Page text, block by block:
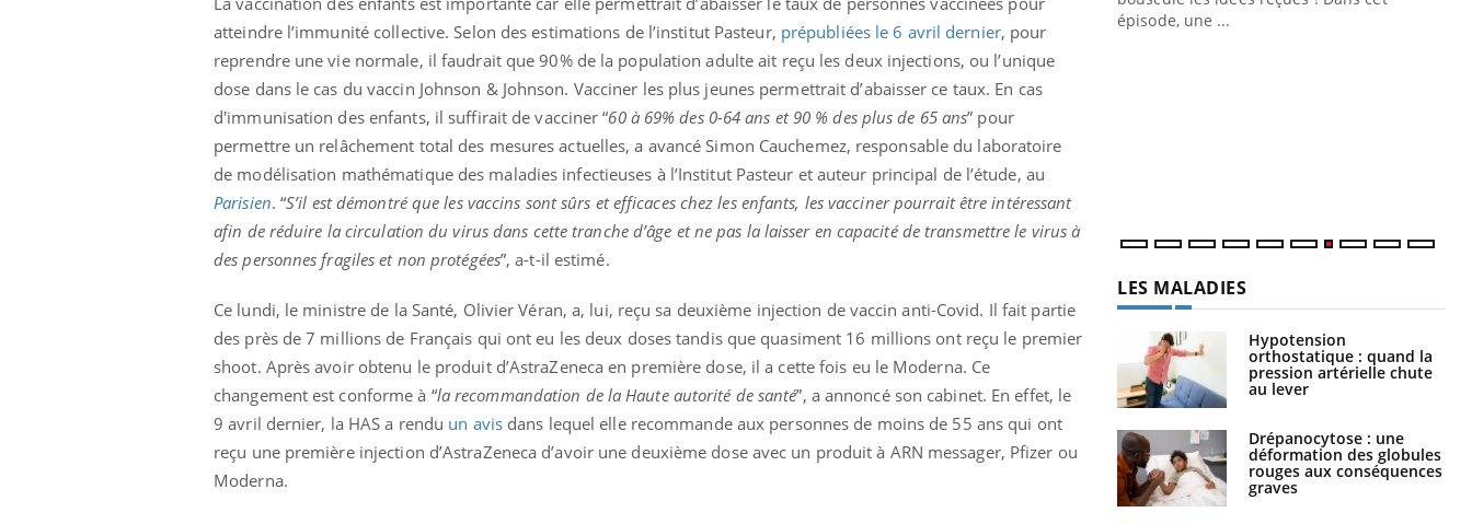
atteindre l’immunité collective. Selon des estimations de l’institut Pasteur, prépubliées le 6 avril dernier, pour
reprendre une vie normale, il faudrait que 90% de la population adulte ait reçu les deux injections, ou l’unique
dose dans le cas du vaccin Johnson & Johnson. Vacciner les plus jeunes permettrait d’abaisser ce taux. En cas
d'immunisation des enfants, il suffirait de vacciner “60 à 69% des 0-64 ans et 90 % des plus de 65 ans” pour
permettre un relâchement total des mesures actuelles, a avancé Simon Cauchemez, responsable du laboratoire
de modélisation mathématique des maladies infectieuses à l’Institut Pasteur et auteur principal de l’étude, au
Parisien. “S’il est démontré que les vaccins sont sûrs et efficaces chez les enfants, les vacciner pourrait être intéressant
afin de réduire la circulation du virus dans cette tranche d’âge et ne pas la laisser en capacité de transmettre le virus à
des personnes fragiles et non protégées”, a-t-il estimé.
Ce lundi, le ministre de la Santé, Olivier Véran, a, lui, reçu sa deuxième injection de vaccin anti-Covid. Il fait partie
des près de 7 millions de Français qui ont eu les deux doses tandis que quasiment 16 millions ont reçu le premier
shoot. Après avoir obtenu le produit d’AstraZeneca en première dose, il a cette fois eu le Moderna. Ce
changement est conforme à “la recommandation de la Haute autorité de santé”, a annoncé son cabinet. En effet, le
9 avril dernier, la HAS a rendu un avisdans lequel elle recommande aux personnes de moins de 55 ans qui ont
reçu une première injection d’AstraZeneca d’avoir une deuxième dose avec un produit à ARN messager, Pfizer ou
Moderna.
défis, mais ...
mutualiste innove en matière de bilan de
santé : l'utilisation d'un « jumeau
numérique » permet ...
épisode, une ...
LES MALADIES
Hypotension
orthostatique : quand la
pression artérielle chute
au lever
Drépanocytose : une
déformation des globules
rouges aux conséquences
graves